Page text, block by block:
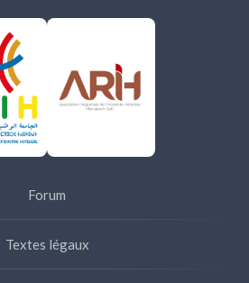
Forum
Textes légaux